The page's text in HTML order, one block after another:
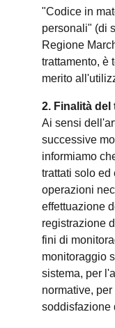
"Codice in
personali" (di
Regione
trattamento, è
merito
2. Finalità del
Ai sensi
successive
informiamo
trattati solo ed
operazioni
effettuazione
registrazione
fini di
monitoraggio
sistema, per
normative,
soddisfazione